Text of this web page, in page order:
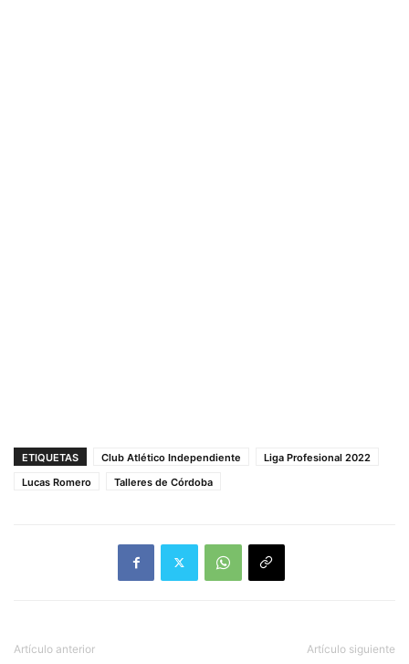
ETIQUETAS Club Atlético Independiente
Liga Profesional 2022
Lucas Romero
Talleres de Córdoba
Artículo anterior Artículo siguiente